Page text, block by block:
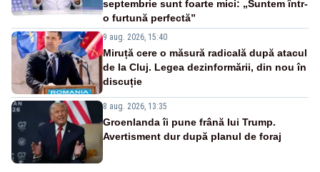
septembrie sunt foarte mici: „Suntem într-
o furtună perfectă”
9 aug. 2026, 15:40
Miruță cere o măsură radicală după atacul
de la Cluj. Legea dezinformării, din nou în
discuție
8 aug. 2026, 13:35
Groenlanda îi pune frână lui Trump.
Avertisment dur după planul de foraj